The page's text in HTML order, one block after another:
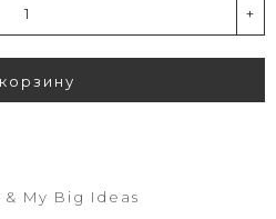
+
& My Big Ideas